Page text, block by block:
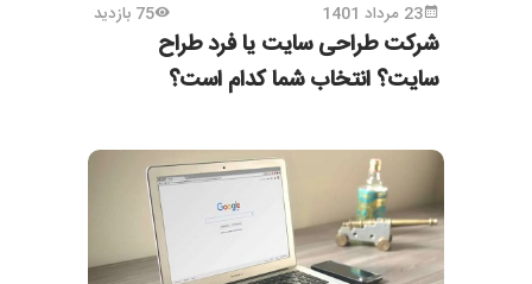
23 مرداد 1401 75 بازدید
شرکت طراحی سایت یا فرد طراح
سایت؟ انتخاب شما کدام است؟